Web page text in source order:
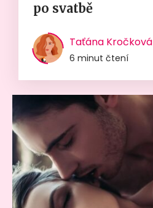
po svatbě
Taťána Kročková
6 minut čtení